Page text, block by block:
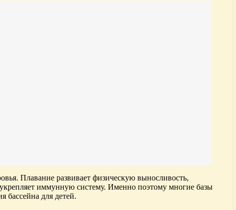
Плавание развивает физическую выносливость,
иммунную систему. Именно поэтому многие базы
бассейна для детей.